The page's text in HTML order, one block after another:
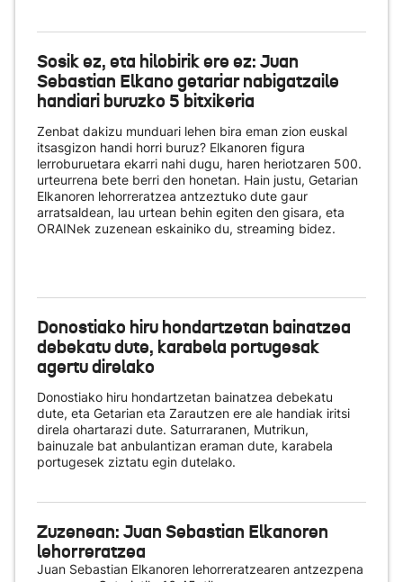
Sosik ez, eta hilobirik ere ez: Juan
Sebastian Elkano getariar nabigatzaile
handiari buruzko 5 bitxikeria
Zenbat dakizu munduari lehen bira eman zion euskal
itsasgizon handi horri buruz? Elkanoren figura
lerroburuetara ekarri nahi dugu, haren heriotzaren 500.
urteurrena bete berri den honetan. Hain justu, Getarian
Elkanoren lehorreratzea antzeztuko dute gaur
arratsaldean, lau urtean behin egiten den gisara, eta
ORAINek zuzenean eskainiko du, streaming bidez.
Donostiako hiru hondartzetan bainatzea
debekatu dute, karabela portugesak
agertu direlako
Donostiako hiru hondartzetan bainatzea debekatu
dute, eta Getarian eta Zarautzen ere ale handiak iritsi
direla ohartarazi dute. Saturraranen, Mutrikun,
bainuzale bat anbulantizan eraman dute, karabela
portugesek ziztatu egin dutelako.
Zuzenean: Juan Sebastian Elkanoren
lehorreratzea
Juan Sebastian Elkanoren lehorreratzearen antzezpena